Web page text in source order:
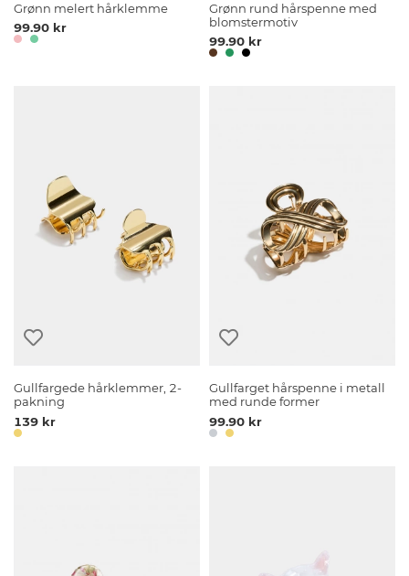
Grønn melert hårklemme
99.90 kr
Grønn rund hårspenne med
blomstermotiv
99.90 kr
Gullfargede hårklemmer, 2-
pakning
139 kr
Gullfarget hårspenne i metall
med runde former
99.90 kr